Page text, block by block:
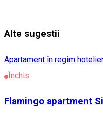
Alte sugestii
Apartament în regim
Închis
Flamingo apartment